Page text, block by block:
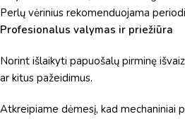
Perlų vėrinius rekomenduojama
Profesionalus valymas ir priežiūra
Norint išlaikyti papuošalų pirminę
ar kitus pažeidimus.
Atkreipiame dėmesį, kad mechaniniai